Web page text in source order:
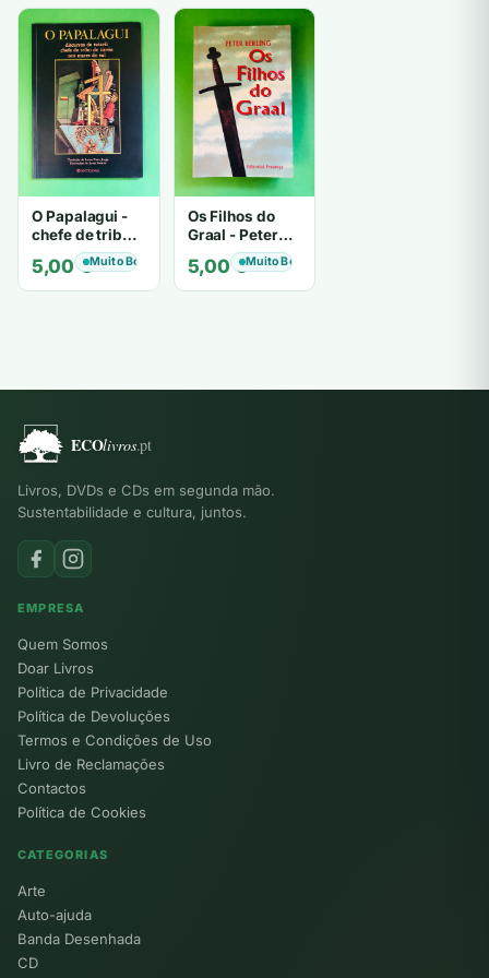
O Papalagui -
chefe de tribo
de tiavéa
5,00€Muito Bom
Os Filhos do
Graal - Peter
Berling
5,00€Muito Bom
Livros, DVDs e CDs em segunda mão.
Sustentabilidade e cultura, juntos.
EMPRESA
Quem Somos
Doar Livros
Política de Privacidade
Política de Devoluções
Termos e Condições de Uso
Livro de Reclamações
Contactos
Política de Cookies
CATEGORIAS
Arte
Auto-ajuda
Banda Desenhada
CD